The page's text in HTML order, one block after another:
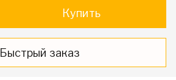
Купить
Быстрый заказ